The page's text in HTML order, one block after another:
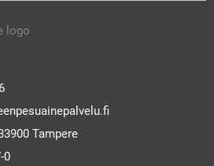
Tampere
0